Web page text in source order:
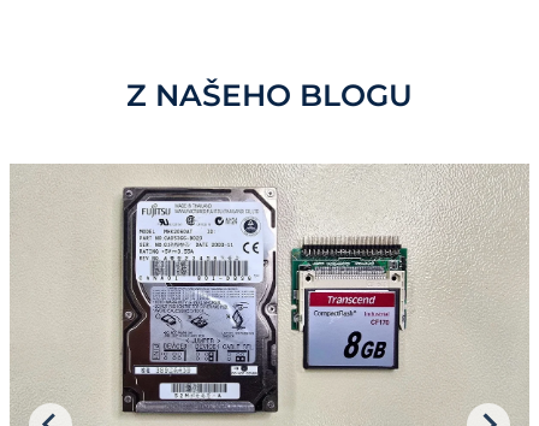
Z NAŠEHO BLOGU